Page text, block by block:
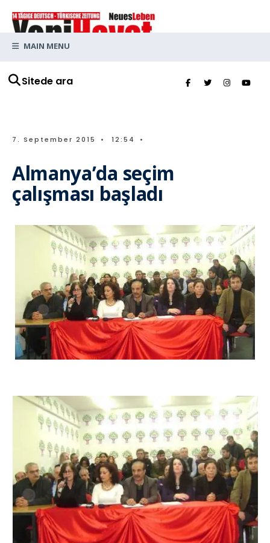
Sitede ara
MAIN MENU
7. September 2015 • 12:54 •
Almanya’da seçim
çalışması başladı